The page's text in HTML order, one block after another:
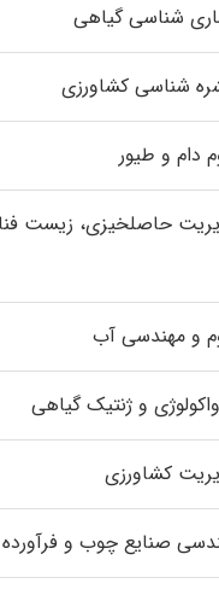
شناسی گیاهی
شناسی کشاورزی
دام و طیور
حاصلخیزی، زیست
و مهندسی آب
و ژنتیک گیاهی
کشاورزی
صنایع چوب و